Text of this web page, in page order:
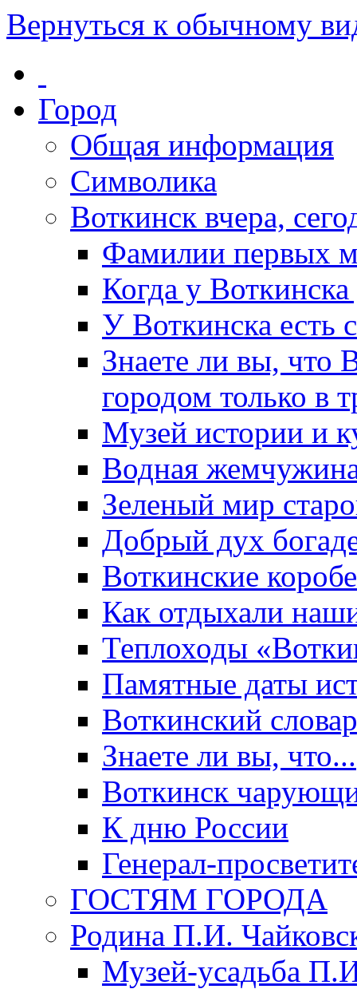
Вернуться к обычному
Город
Общая информация
Символика
Воткинск вчера,
Фамилии первых
Когда у
У Воткинска есть
Знаете ли вы, что
городом только в
Музей истории и
Водная
Зеленый мир
Добрый дух
Воткинские
Как отдыхали
Теплоходы
Памятные даты
Воткинский
Знаете ли вы, что...
Воткинск
К дню России
Генерал-
ГОСТЯМ ГОРОДА
Родина П.И.
Музей-усадьба